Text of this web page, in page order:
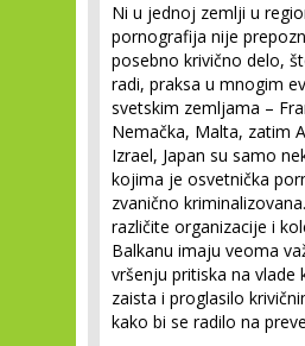
Ni u jednoj zemlji u
pornografija nije
posebno krivično delo,
radi, praksa u mnogim
svetskim zemljama –
Nemačka, Malta, zatim
Izrael, Japan su samo
kojima je osvetnička
zvanično
različite organizacije i
Balkanu imaju veoma
vršenju pritiska na vlade
zaista i proglasilo
kako bi se radilo na